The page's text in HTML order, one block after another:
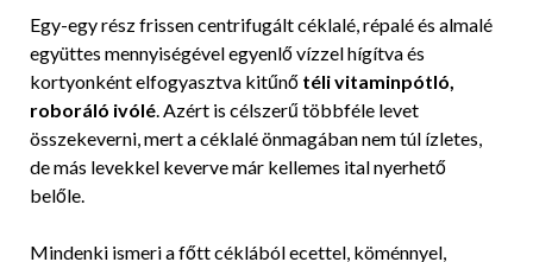
Egy-egy rész frissen centrifugált céklalé, répalé és almalé
együttes mennyiségével egyenlő vízzel hígítva és
kortyonként elfogyasztva kitűnő téli vitaminpótló,
roboráló ivólé. Azért is célszerű többféle levet
összekeverni, mert a céklalé önmagában nem túl ízletes,
de más levekkel keverve már kellemes ital nyerhető
belőle.
Mindenki ismeri a főtt céklából ecettel, köménnyel,